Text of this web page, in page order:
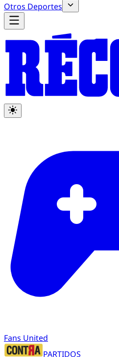
Otros Deportes
Fans United
PARTIDOS